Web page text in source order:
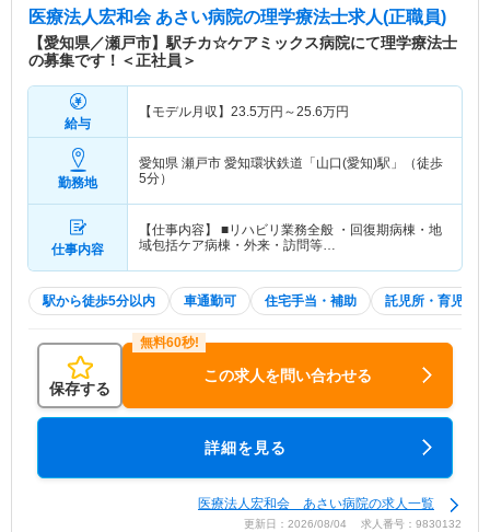
医療法人宏和会 あさい病院の理学療法士求人(正職員)
【愛知県／瀬戸市】駅チカ☆ケアミックス病院にて理学療法士
の募集です！＜正社員＞
給与
【モデル月収】 23.5万円～25.6万円
勤務地
愛知県 瀬戸市 愛知環状鉄道「山口(愛知)駅」（徒歩
5分）
仕事内容
【仕事内容】 ■リハビリ業務全般 ・回復期病棟・地
域包括ケア病棟・外来・訪問等…
駅から徒歩5分以内 車通勤可 住宅手当・補助 託児所・育児補助
保存する
この求人を問い合わせる
詳細を見る
医療法人宏和会 あさい病院の求人一覧
更新日：2026/08/04 求人番号：9830132